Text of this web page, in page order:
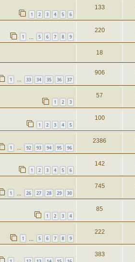
1 2 3 4 5 6
133
1 5 6 7 8 9
220
18
1 … 33 34 35 36 37
906
1 2 3
57
1 2 3 4 5
100
1 … 92 93 94 95 96
2386
1 2 3 4 5 6
142
1 26 27 28 29 30
745
1 2 3 4
85
1 5 6 7 8 9
222
383